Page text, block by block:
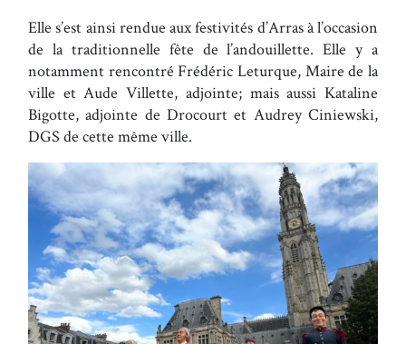
Elle s’est ainsi rendue aux festivités d’Arras à l’occasion
de la traditionnelle fête de l’andouillette. Elle y a
notamment rencontré Frédéric Leturque, Maire de la
ville et Aude Villette, adjointe; mais aussi Kataline
Bigotte, adjointe de Drocourt et Audrey Ciniewski,
DGS de cette même ville.